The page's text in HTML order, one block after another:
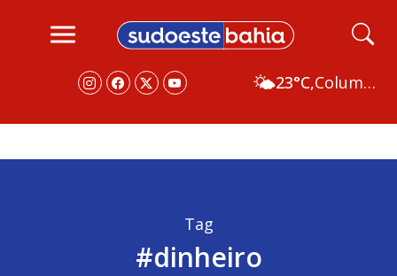
🌤️23°C, Columbus
Tag
#dinheiro